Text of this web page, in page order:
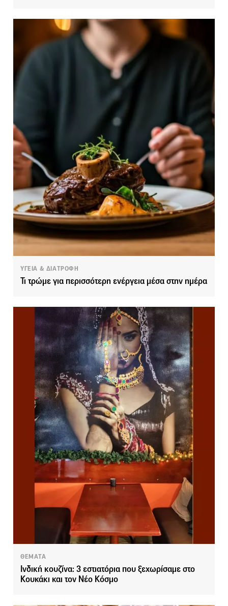
ΥΓΕΙΑ & ΔΙΑΤΡΟΦΗ
Τι τρώμε για περισσότερη ενέργεια μέσα στην ημέρα
ΘΕΜΑΤΑ
Ινδική κουζίνα: 3 εστιατόρια που ξεχωρίσαμε στο
Κουκάκι και τον Νέο Κόσμο